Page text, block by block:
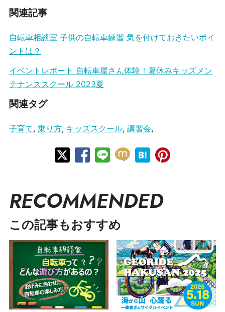
関連記事
自転車相談室 子供の自転車練習 気を付けておきたいポイ
ントは？
イベントレポート 自転車屋さん体験！夏休みキッズメン
テナンススクール 2023夏
関連タグ
子育て, 乗り方, キッズスクール, 講習会,
RECOMMENDED
この記事もおすすめ